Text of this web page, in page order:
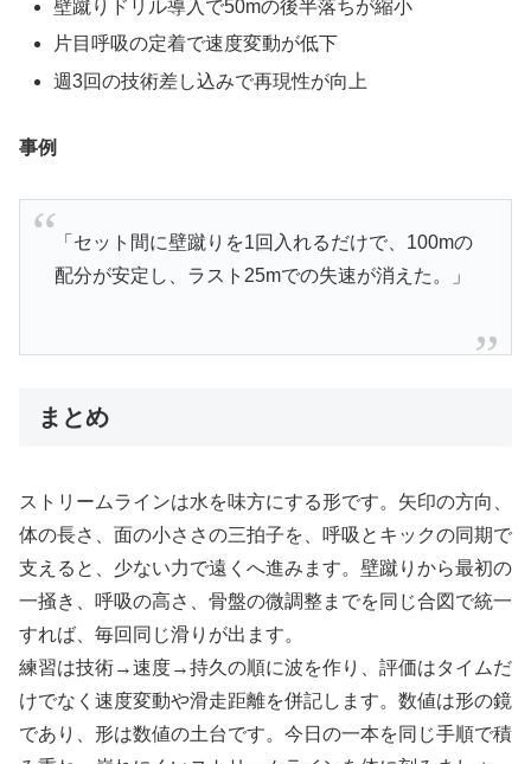
壁蹴りドリル導入で50mの後半落ちが縮小
片目呼吸の定着で速度変動が低下
週3回の技術差し込みで再現性が向上
事例
「セット間に壁蹴りを1回入れるだけで、100mの
配分が安定し、ラスト25mでの失速が消えた。」
まとめ
ストリームラインは水を味方にする形です。矢印の方向、
体の長さ、面の小ささの三拍子を、呼吸とキックの同期で
支えると、少ない力で遠くへ進みます。壁蹴りから最初の
一掻き、呼吸の高さ、骨盤の微調整までを同じ合図で統一
すれば、毎回同じ滑りが出ます。
練習は技術→速度→持久の順に波を作り、評価はタイムだ
けでなく速度変動や滑走距離を併記します。数値は形の鏡
であり、形は数値の土台です。今日の一本を同じ手順で積